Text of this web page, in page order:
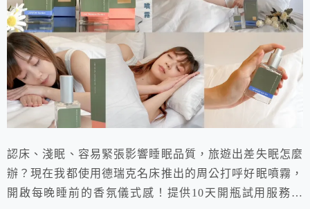
認床、淺眠、容易緊張影響睡眠品質，旅遊出差失眠怎麼
辦？現在我都使用德瑞克名床推出的周公打呼好眠噴霧，
開啟每晚睡前的香氛儀式感！提供10天開瓶試用服務，